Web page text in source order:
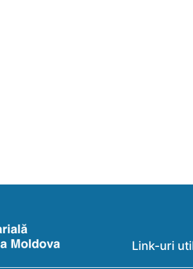
Link-uri